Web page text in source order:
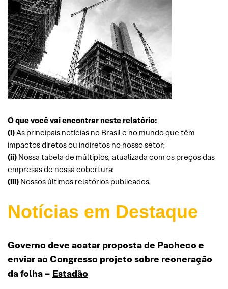
O que você vai encontrar neste relatório:
(i)As principais notícias no Brasil e no mundo que têm
impactos diretos ou indiretos no nosso setor;
(ii) Nossa tabela de múltiplos, atualizada com os preços das
empresas de nossa cobertura;
(iii) Nossos últimos relatórios publicados.
Notícias em Destaque
Governo deve acatar proposta de Pacheco e
enviar ao Congresso projeto sobre reoneração
da folha – Estadão